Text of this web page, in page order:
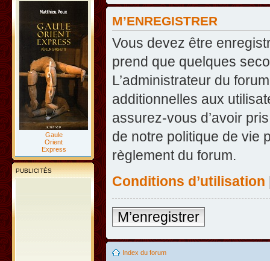
Gaule
Orient
Express
PUBLICITÉS
M’ENREGISTRER
Vous devez être
prend que quelques
L’administrateur du
additionnelles aux
assurez-vous d’avoir
de notre politique de vie
règlement du forum.
Conditions d’utilisation
M’enregistrer
Index du forum